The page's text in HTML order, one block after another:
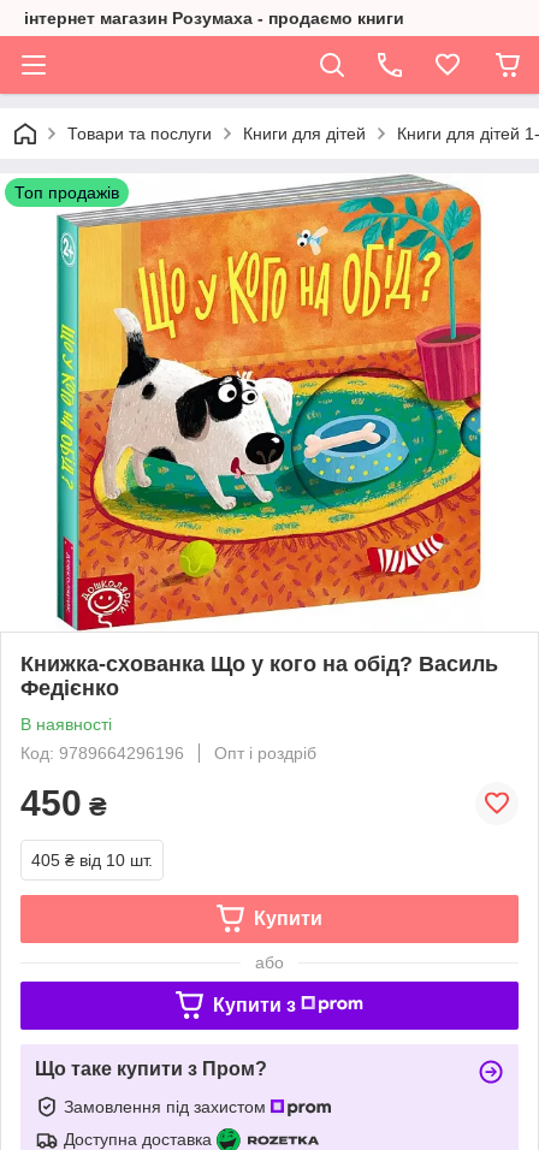
інтернет магазин Розумаха - продаємо книги
Товари та послуги Книги для дітей Книги для дітей
Топ продажів
Книжка-схованка Що у кого на обід? Василь
Федієнко
В наявності
Код: 9789664296196
Опт і роздріб
450 ₴
405 ₴ від 10 шт.
Купити
або
Купити з
Що таке купити з Пром?
Замовлення під захистом
Доступна доставка